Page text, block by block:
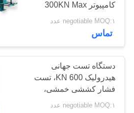
کامپیوتر 300KN Max
negotiable MOQ:۱ عدد
تماس
دستگاه تست جهانی
هیدرولیک 600 KN، تست
فشار کششی خمشی،
دستگاه تست مواد جهانی
negotiable MOQ:۱ عدد